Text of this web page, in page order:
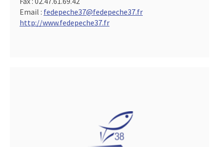
Email : fedepeche37@fedepeche37.fr
http://www.fedepeche37.fr